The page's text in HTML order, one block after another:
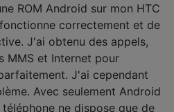
ROM Android sur mon HTC
correctement et de
J'ai obtenu des appels,
MMS et Internet pour
J'ai cependant
Avec seulement Android
ne dispose que de